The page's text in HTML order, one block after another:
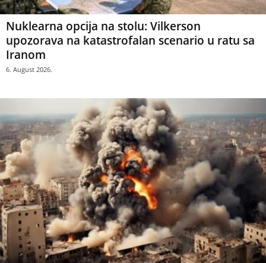
Nuklearna opcija na stolu: Vilkerson
upozorava na katastrofalan scenario u ratu sa
Iranom
6. August 2026.